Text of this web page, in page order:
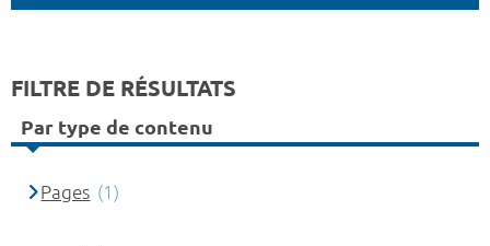
FILTRE DE RÉSULTATS
Par type de contenu
Pages (1)